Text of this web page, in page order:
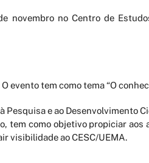
novembro no Centro de
evento tem como tema “O
e ao Desenvolvimento
tem como objetivo propiciar
visibilidade ao CESC/UEMA.